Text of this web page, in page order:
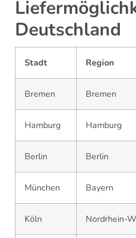
Deutschland
Stadt Region
Bremen Bremen
Hamburg Hamburg
Berlin Berlin
München Bayern
Köln Nordrhein-